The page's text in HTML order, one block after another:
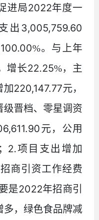
进局2022年度一
出 3,005,759.60
100.00%。与上年
增长22.25%，主
加220,147.77元，
级晋档、零星调资
元，公用
2.项目支出增加
商引资工作经费
是2022年招商引
多，绿色食品牌减